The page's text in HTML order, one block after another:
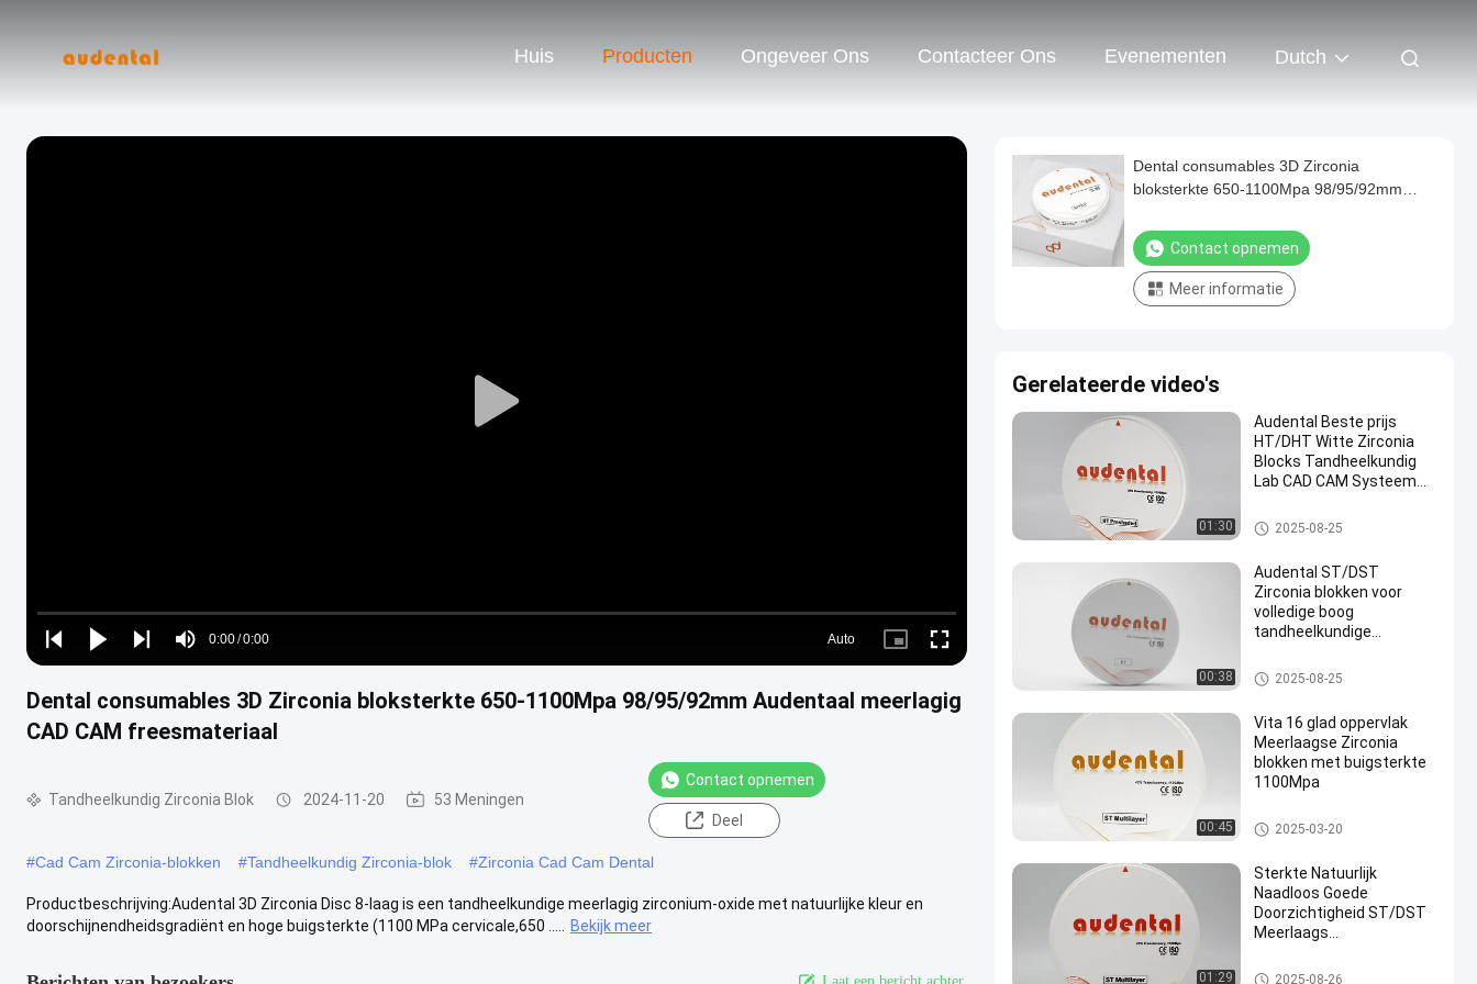
Huis Producten Ongeveer Ons Contacteer Ons Evenementen Dutch
Play
Play
Play
Play
Mute
Time
0:00/0:00
Loaded:
0%
Auto
Picture- Fullscreen
Dental consumables 3D Zirconia bloksterkte 650-1100Mpa 98/95/92mm Audentaal meerlagig
CAD CAM freesmateriaal
Tandheelkundig Zirconia Blok 2024-11-20 53 Meningen
Contact opnemen
Deel
#Cad Cam Zirconia-blokken #Tandheelkundig Zirconia-blok #Zirconia Cad Cam Dental
Productbeschrijving:Audental 3D Zirconia Disc 8-laag is een tandheelkundige meerlagig zirconium-oxide met natuurlijke kleur en
doorschijnendheidsgradiënt en hoge buigsterkte (1100 MPa cervicale,650 .....
Bekijk meer
Laat een bericht achter.
Dental consumables 3D Zirconia
bloksterkte 650-1100Mpa 98/95/92mm
freesmateriaal
Contact opnemen
Meer informatie
Gerelateerde video's
01:30
Audental Beste prijs
HT/DHT Witte Zirconia
Blocks Tandheelkundig
Lab CAD CAM Systeem
Verbruikbaar
Tandheelkundig Zirconia
Tandheelkundig Zirconia Blok
2025-08-25
00:38
Audental ST/DST
Zirconia blokken voor
volledige boog
tandheelkundige
schijf freesmachine
CAD/CAM Lab materiaal D
Tandheelkundig Zirconia Blok
2025-08-25
00:45
Vita 16 glad oppervlak
Meerlaagse Zirconia
blokken met buigsterkte
1100Mpa
Meerlaags zirkoniumblok
2025-03-20
01:29
Sterkte Natuurlijk
Naadloos Goede
Doorzichtigheid ST/DST
Meerlaags
Tandheelkundige
Meerlaags zirkoniumblok
2025-08-26